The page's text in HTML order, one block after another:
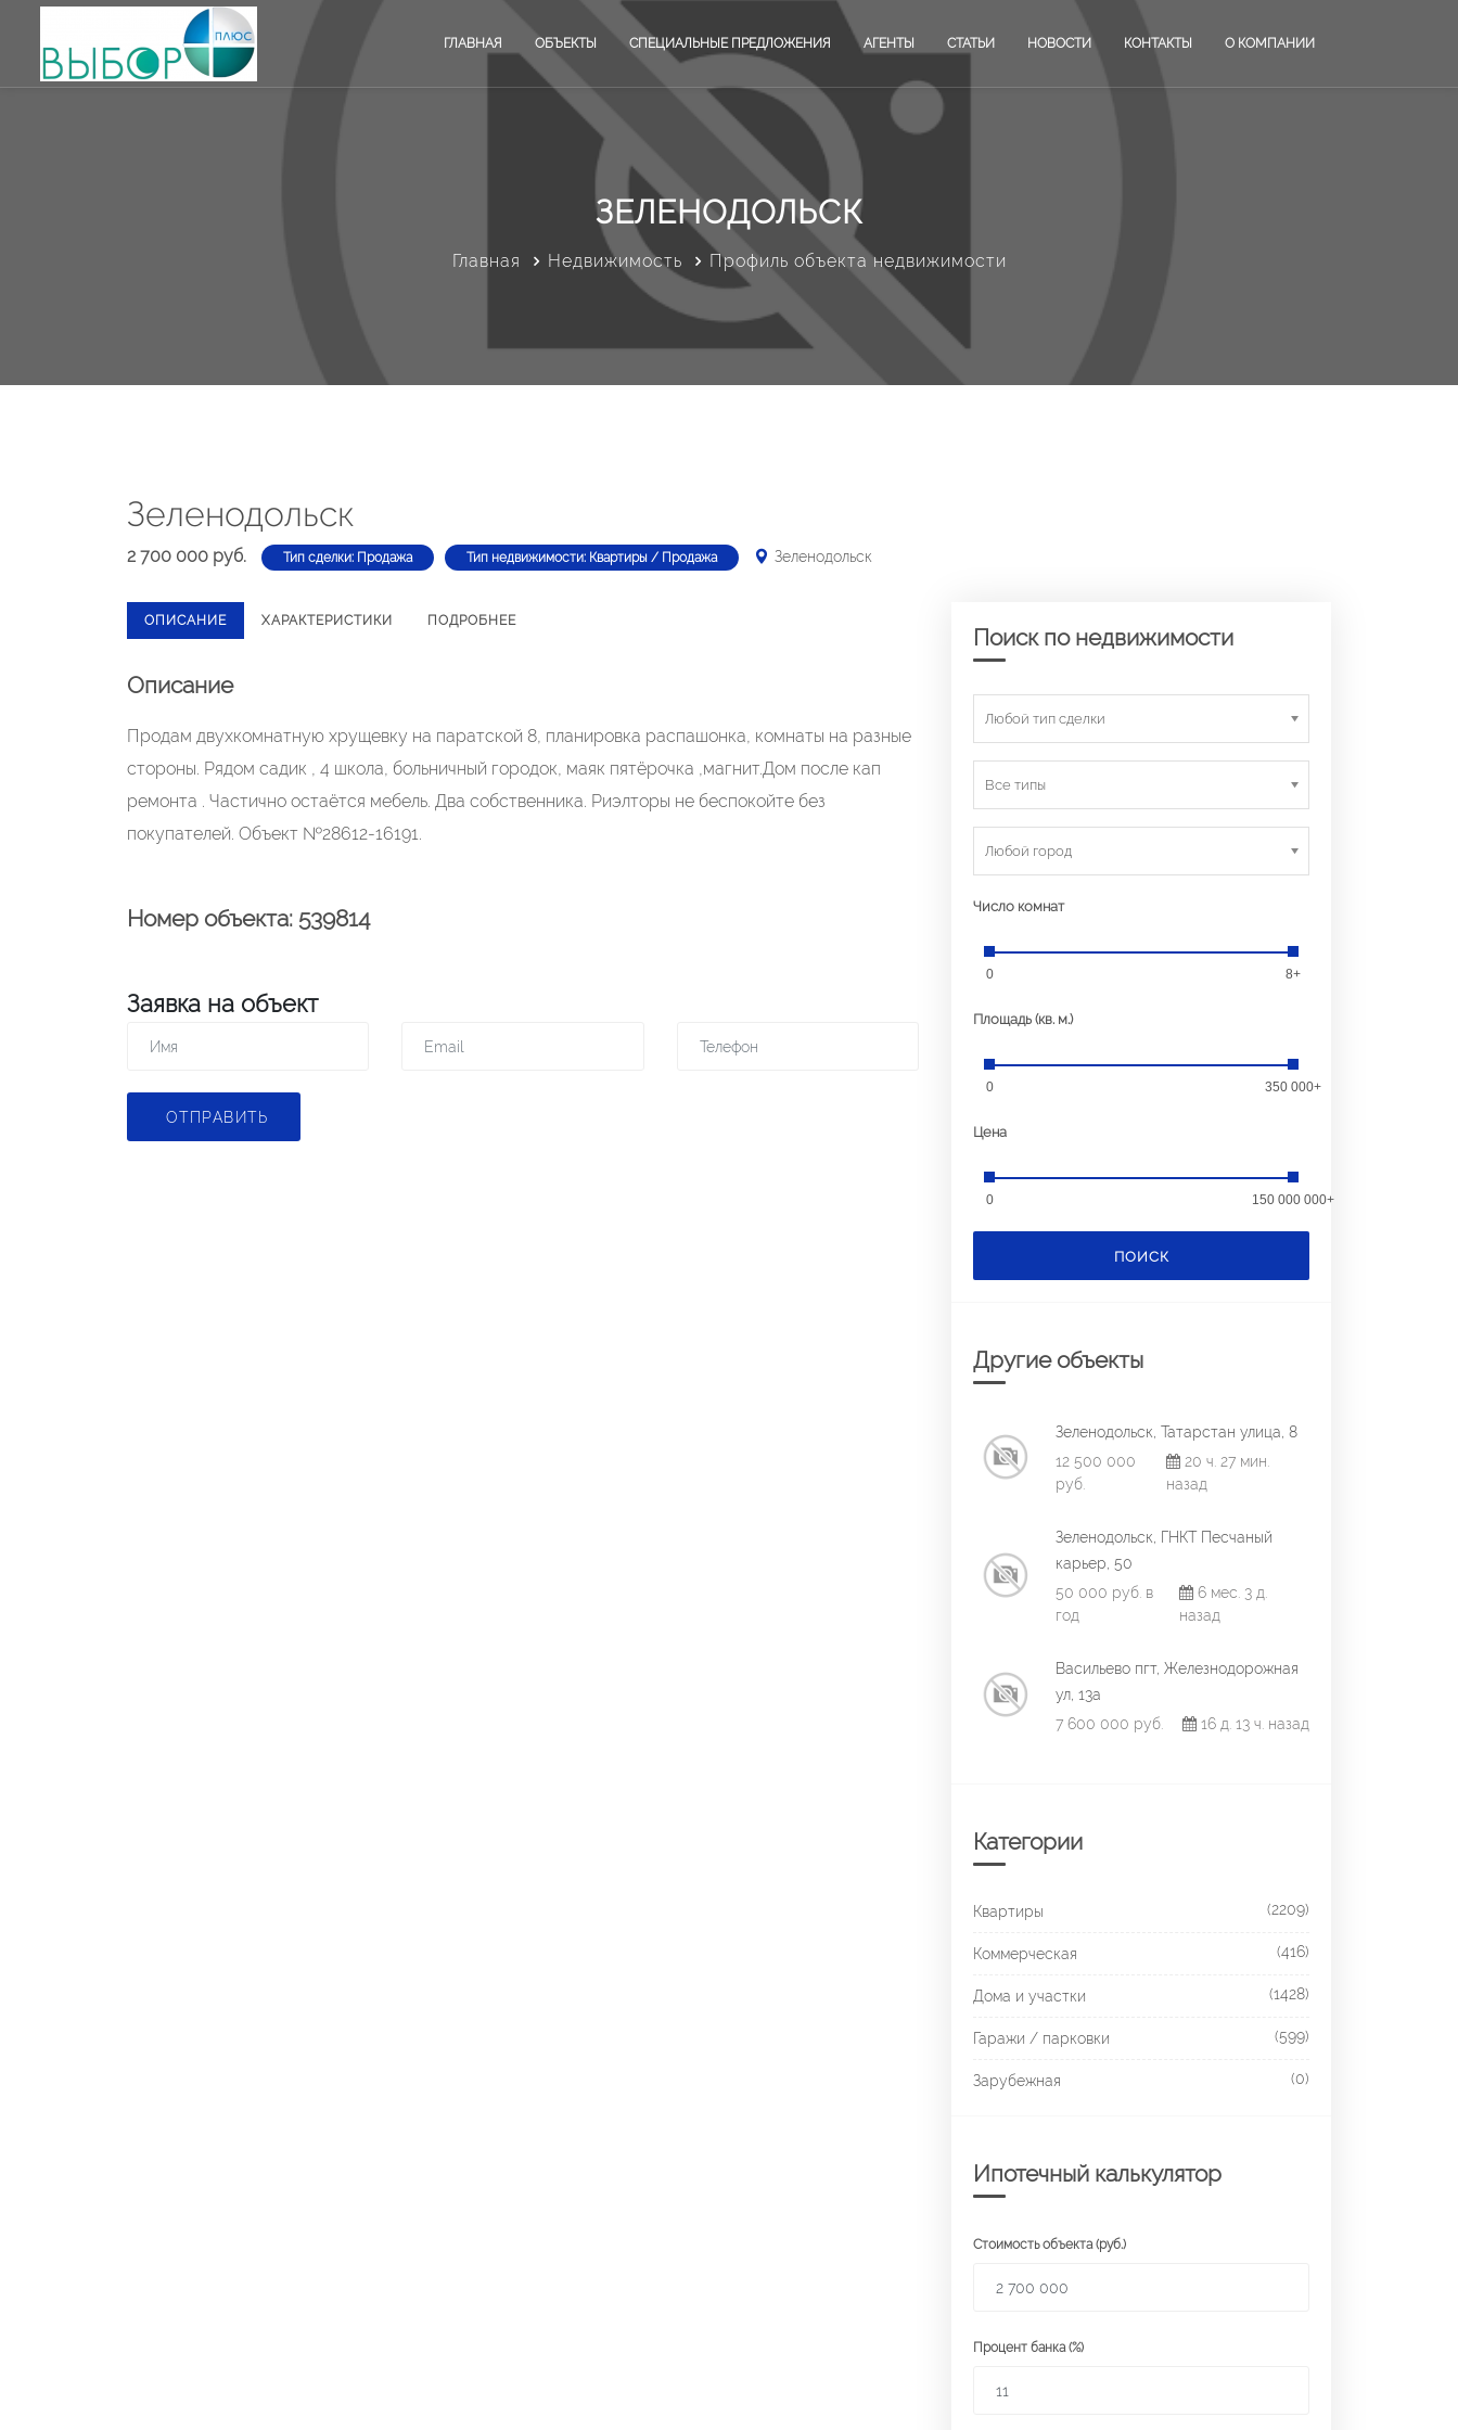
ГЛАВНАЯ ОБЪЕКТЫ СПЕЦИАЛЬНЫЕ ПРЕДЛОЖЕНИЯ АГЕНТЫ СТАТЬИ НОВОСТИ КОНТАКТЫ О КОМПАНИИ
ЗЕЛЕНОДОЛЬСК
Главная Недвижимость Профиль объекта недвижимости
Зеленодольск
2 700 000 руб. Тип сделки: Продажа Тип недвижимости: Квартиры / Продажа Зеленодольск
ОПИСАНИЕ ХАРАКТЕРИСТИКИ ПОДРОБНЕЕ
Описание
Продам двухкомнатную хрущевку на паратской 8, планировка распашонка, комнаты на разные
стороны. Рядом садик , 4 школа, больничный городок, маяк пятёрочка ,магнит.Дом после кап
ремонта . Частично остаётся мебель. Два собственника. Риэлторы не беспокойте без
покупателей. Объект №28612-16191.
Номер объекта: 539814
Заявка на объект
ОТПРАВИТЬ
Поиск по недвижимости
Любой тип сделки
Все типы
Любой город
Число комнат
0 8+
Площадь (кв. м.)
0 350 000+
Цена
0 150 000 000+
ПОИСК
Другие объекты
Зеленодольск, Татарстан улица, 8
12 500 000
руб.
20 ч. 27 мин.
назад
Зеленодольск, ГНКТ Песчаный
карьер, 50
50 000 руб. в
год
6 мес. 3 д.
назад
Васильево пгт, Железнодорожная
ул, 13а
7 600 000 руб.
16 д. 13 ч. назад
Категории
Квартиры (2209)
Коммерческая (416)
Дома и участки (1428)
Гаражи / парковки (599)
Зарубежная (0)
Ипотечный калькулятор
Стоимость объекта (руб.)
Процент банка (%)